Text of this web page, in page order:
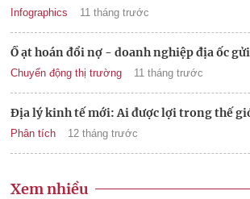
Infographics 11 tháng trước
Ồ ạt hoán đổi nợ - doanh nghiệp địa ốc
Chuyển động thị trường 11 tháng trước
Địa lý kinh tế mới: Ai được lợi trong thế
Phân tích 12 tháng trước
Xem nhiều